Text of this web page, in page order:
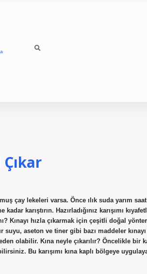
çay lekeleri varsa. Önce ılık suda yarım
karıştırın. Hazırladığınız karışımı
Kınayı hızla çıkarmak için çeşitli doğal
suyu, aseton ve tiner gibi bazı maddeler
olabilir. Kına neyle çıkarılır? Öncelikle bir
Bu karışımı kına kaplı bölgeye